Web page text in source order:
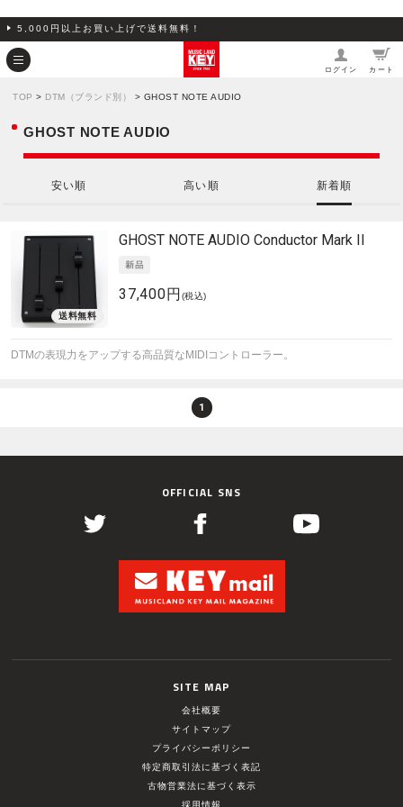
5,000円以上お買い上げで送料無料！
ログイン カート
TOP > DTM（ブランド別） > GHOST NOTE AUDIO
GHOST NOTE AUDIO
安い順 高い順 新着順
GHOST NOTE AUDIO Conductor Mark II
37,400円 (税込)
DTMの表現力をアップする高品質なMIDIコントローラー。
1
OFFICIAL SNS
SITE MAP
会社概要
サイトマップ
プライバシーポリシー
特定商取引法に基づく表記
古物営業法に基づく表示
採用情報